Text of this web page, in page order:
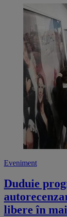
Eveniment
Duduie
libere în mai